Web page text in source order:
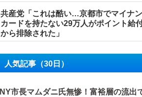
共産党「これは酷い…京都市でマイナ
カードを持たない29万人がポイント給
から排除された」
人気記事（30日）
NY市長マムダニ氏無惨！富裕層の流出